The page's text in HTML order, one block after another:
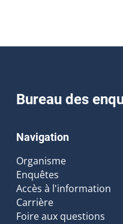
Bureau des
Navigation
Organisme
Enquêtes
Accès à l'information
Carrière
Foire aux questions